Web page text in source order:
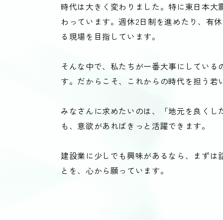
時代は大きく変わりました。特に東日本
わっています。週休2日制を進めたり、有
る現場を目指しています。
そんな中で、私たちが一番大事にしてい
す。だからこそ、これからの時代を担う若
みなさんに求めたいのは、「地元を良く
も、意欲があればきっと活躍できます。
建設業に少しでも興味があるなら、まず
とを、心から願っています。